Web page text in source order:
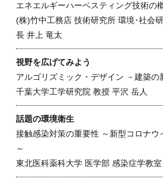
エネエルギーハーベスティング技術の
(株)竹中工務店 技術研究所 環境･社会
長 井上 竜太
視野を広げてみよう
アルゴリズミック・デザイン －建築の
千葉大学工学研究院 教授 平沢 岳人
話題の環境衛生
接触感染対策の重要性 ～新型コロナウ
～
東北医科薬科大学 医学部 感染症学教